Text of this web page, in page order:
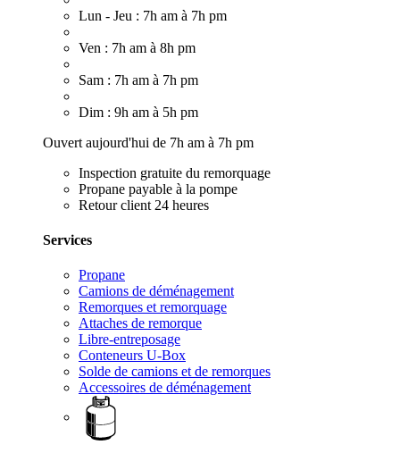
Lun - Jeu : 7h am à 7h pm
Ven : 7h am à 8h pm
Sam : 7h am à 7h pm
Dim : 9h am à 5h pm
Ouvert aujourd'hui de 7h am à 7h pm
Inspection gratuite du remorquage
Propane payable à la pompe
Retour client 24 heures
Services
Propane
Camions de déménagement
Remorques et remorquage
Attaches de remorque
Libre-entreposage
Conteneurs U-Box
Solde de camions et de remorques
Accessoires de déménagement